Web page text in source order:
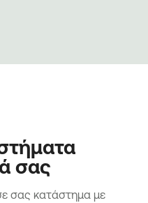
σας
σας κατάστημα με